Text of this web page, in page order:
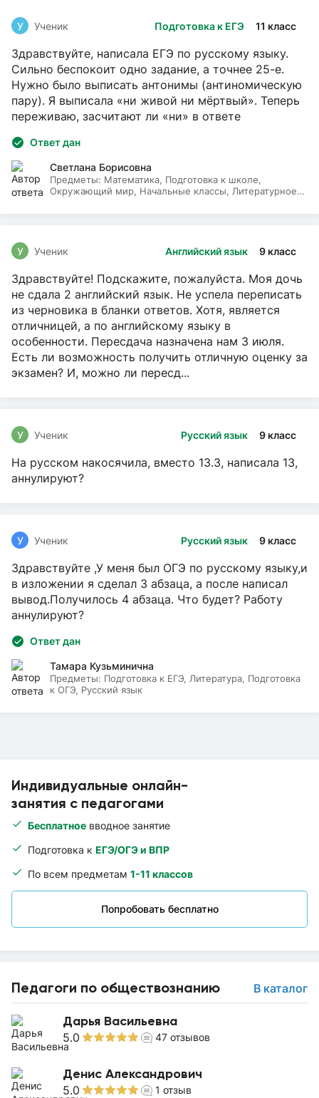
Индивидуальные онлайн-
занятия с педагогами
Бесплатное вводное занятие
Подготовка к ЕГЭ/ОГЭ и ВПР
По всем предметам 1-11 классов
Попробовать бесплатно
Педагоги по обществознанию В каталог
Дарья Васильевна
5.0 47 отзывов
Денис Александрович
5.0 1 отзыв
Подготовка к ЕГЭ 11 класс
У Ученик
Здравствуйте, написала ЕГЭ по русскому языку.
Сильно беспокоит одно задание, а точнее 25-е.
Нужно было выписать антонимы (антиномическую
пару). Я выписала «ни живой ни мёртвый». Теперь
переживаю, засчитают ли «ни» в ответе
Ответ дан
Светлана Борисовна
Предметы: Математика, Подготовка к школе,
Окружающий мир, Начальные классы, Литературное
Английский язык 9 класс
У Ученик
Здравствуйте! Подскажите, пожалуйста. Моя дочь
не сдала 2 английский язык. Не успела переписать
из черновика в бланки ответов. Хотя, является
отличницей, а по английскому языку в
особенности. Пересдача назначена нам 3 июля.
Есть ли возможность получить отличную оценку за
экзамен? И, можно ли пересд...
Русский язык 9 класс
У Ученик
На русском накосячила, вместо 13.3, написала 13,
аннулируют?
Русский язык 9 класс
У Ученик
Здравствуйте ,У меня был ОГЭ по русскому языку,и
в изложении я сделал 3 абзаца, а после написал
вывод.Получилось 4 абзаца. Что будет? Работу
аннулируют?
Ответ дан
Тамара Кузьминична
Предметы: Подготовка к ЕГЭ, Литература, Подготовка
к ОГЭ, Русский язык